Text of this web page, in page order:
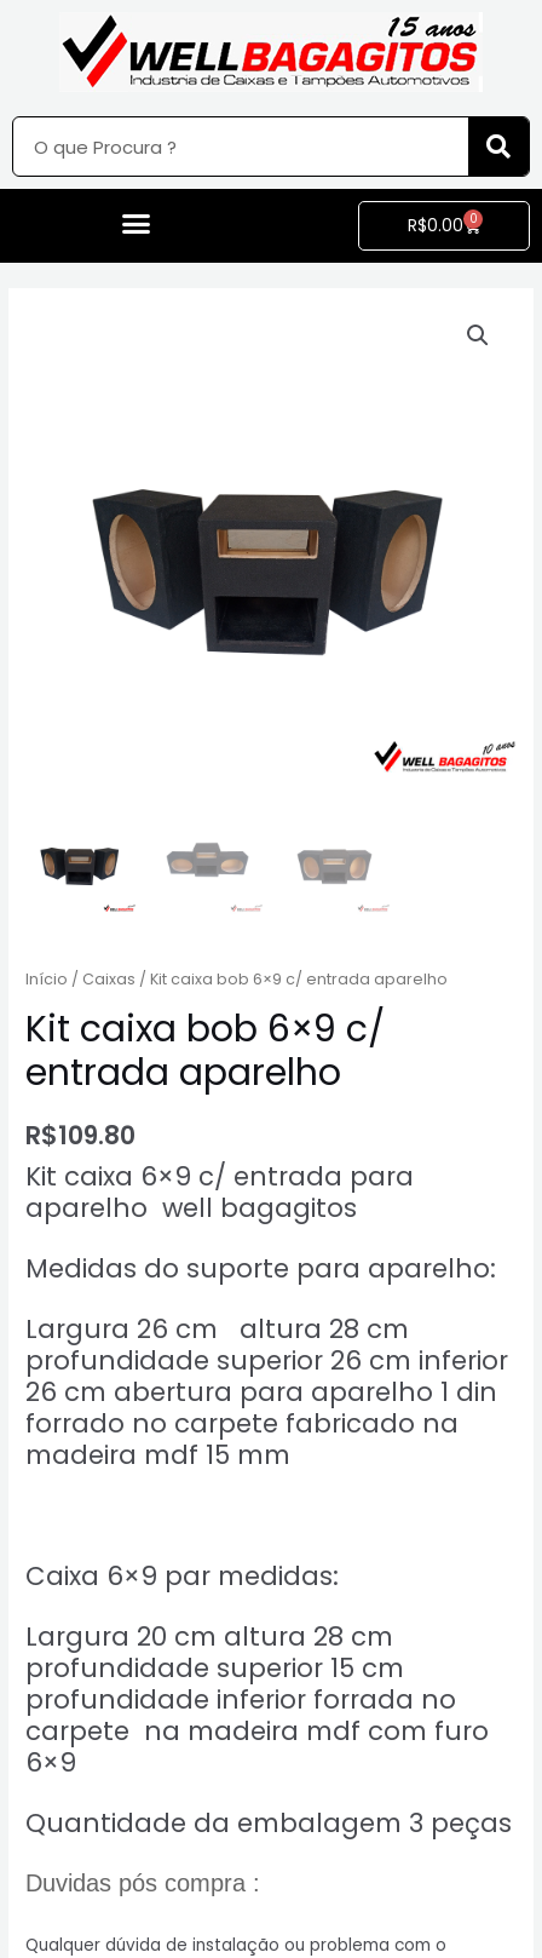
R$0.00 0
Início / Caixas / Kit caixa bob 6×9 c/ entrada aparelho
Kit caixa bob 6×9 c/
entrada aparelho
R$109.80
Kit caixa 6×9 c/ entrada para
aparelho well bagagitos
Medidas do suporte para aparelho:
Largura 26 cm altura 28 cm
profundidade superior 26 cm inferior
26 cm abertura para aparelho 1 din
forrado no carpete fabricado na
madeira mdf 15 mm
Caixa 6×9 par medidas:
Largura 20 cm altura 28 cm
profundidade superior 15 cm
profundidade inferior forrada no
carpete na madeira mdf com furo
6×9
Quantidade da embalagem 3 peças
Duvidas pós compra :
Qualquer dúvida de instalação ou problema com o